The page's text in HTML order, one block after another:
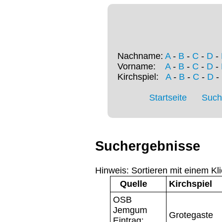
Nachname: A- B - C - D -
Vorname: A- B - C - D -
Kirchspiel: A- B - C - D-
Startseite
Suchergebnisse
Hinweis: Sortieren mit einem
Quelle
Kirchspiel
OSB
Jemgum
Grotegaste